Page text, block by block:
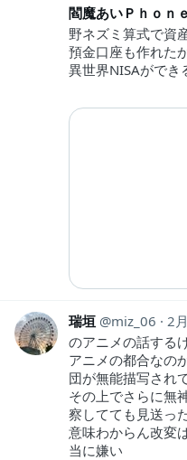
閻魔あいＰｈｏｎｅ
野ネズミ算式で資
預金口座も作れた
異世界NISAができ
瑞垣 miz_06
2
のアニメの話する
アニメの都合なの
団が無能描写され
その上でさらに無
察してても見送っ
意味わからん改変
当に嫌い